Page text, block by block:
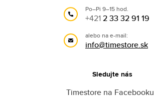
Po–Pi 9–15 hod.
+4212 33 32 91 19
alebo na e-mail:
info@timestore.sk
Sledujte nás
Timestore na Facebooku